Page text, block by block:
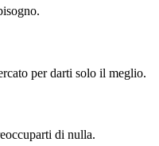
per darti solo il meglio.
di nulla.